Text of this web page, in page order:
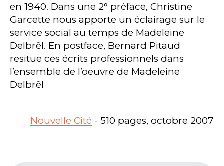
en 1940. Dans une 2° préface, Christine
Garcette nous apporte un éclairage sur le
service social au temps de Madeleine
Delbrêl. En postface, Bernard Pitaud
resitue ces écrits professionnels dans
l’ensemble de l’oeuvre de Madeleine
Delbrêl
Nouvelle Cité - 510 pages, octobre 2007